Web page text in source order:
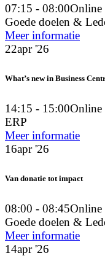
07:15 - 08:00Online
Goede doelen &
Meer informatie
22apr '26
What’s new in Business
14:15 - 15:00Online
ERP
Meer informatie
16apr '26
Van donatie tot impact
08:00 - 08:45Online
Goede doelen &
Meer informatie
14apr '26